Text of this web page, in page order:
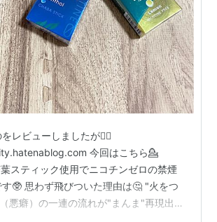
レビューしましたが😶‍🌫️
今回はこちら💁
葉スティック使用でニコチンゼロの禁煙
🥸 思わず飛びついた理由は🤔 "火をつ
悪癖）の一連の流れが"まんま"再現出来